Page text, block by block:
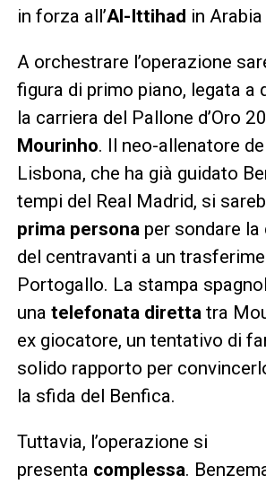
in forza all’Al-Ittihad in
A orchestrare l’operazione
figura di primo piano, legata a
la carriera del Pallone d’Oro
Mourinho. Il neo-allenatore
Lisbona, che ha già guidato
tempi del Real Madrid, si
prima persona per sondare
del centravanti a un
Portogallo. La stampa
una telefonata diretta tra
ex giocatore, un tentativo di
solido rapporto per
la sfida del Benfica.
Tuttavia, l’operazione si
presenta complessa.